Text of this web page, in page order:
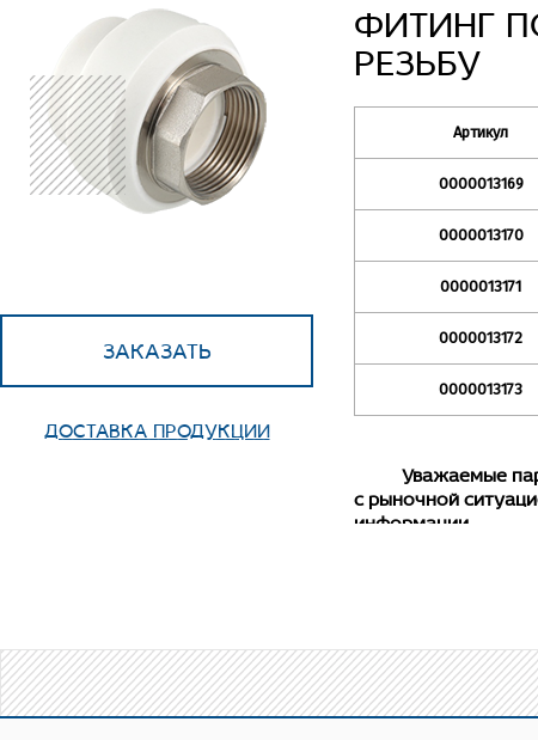
ЗАКАЗАТЬ
ДОСТАВКА ПРОДУКЦИИ
ФИТИНГ
РЕЗЬБУ
Артикул
0000013169
0000013170
0000013171
0000013172
0000013173
Уважаемые
с рыночной
информации.
Прямой
Предусмотрен